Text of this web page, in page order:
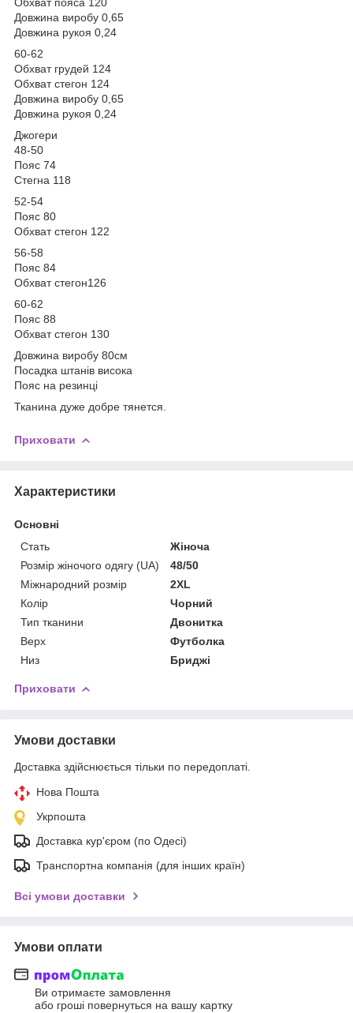
Довжина виробу 0,65
Довжина рукоя 0,24
60-62
Обхват грудей 124
Обхват стегон 124
Довжина виробу 0,65
Довжина рукоя 0,24
Джогери
48-50
Пояс 74
Стегна 118
52-54
Пояс 80
Обхват стегон 122
56-58
Пояс 84
Обхват стегон126
60-62
Пояс 88
Обхват стегон 130
Довжина виробу 80см
Посадка штанів висока
Пояс на резинці
Тканина дуже добре тянется.
Приховати
Характеристики
Основні
Стать
Жіноча
Розмір жіночого одягу (UA)
48/50
Міжнародний розмір
2XL
Колір
Чорний
Тип тканини
Двонитка
Верх
Футболка
Низ
Бриджі
Приховати
Умови доставки
Доставка здійснюється тільки по передоплаті.
Нова Пошта
Укрпошта
Доставка кур'єром (по Одесі)
Транспортна компанія (для інших країн)
Всі умови доставки
Умови оплати
Ви отримаєте замовлення
або гроші повернуться на вашу картку